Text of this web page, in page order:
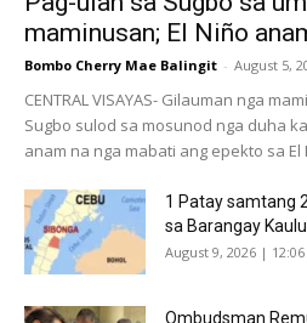
maminusan; El Niño
Bombo Cherry Mae Balingit - August 5,
CENTRAL VISAYAS- Gilauman nga
Sugbo sulod sa mosunod nga duha
anam na nga mabati ang epekto sa El
1 Patay samtang
sa Barangay
August 9, 2026 | 12:06
Ombudsman